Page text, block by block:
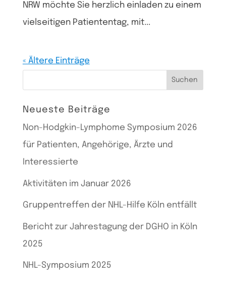
NRW möchte Sie herzlich einladen zu einem
vielseitigen Patiententag, mit...
« Ältere Einträge
Neueste Beiträge
Non-Hodgkin-Lymphome Symposium 2026
für Patienten, Angehörige, Ärzte und
Interessierte
Aktivitäten im Januar 2026
Gruppentreffen der NHL-Hilfe Köln entfällt
Bericht zur Jahrestagung der DGHO in Köln
2025
NHL-Symposium 2025